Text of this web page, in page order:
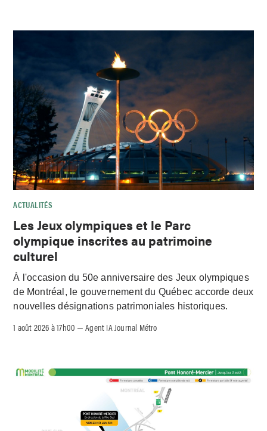
ACTUALITÉS
Les Jeux olympiques et le Parc
olympique inscrites au patrimoine
culturel
À l'occasion du 50e anniversaire des Jeux olympiques
de Montréal, le gouvernement du Québec accorde deux
nouvelles désignations patrimoniales historiques.
1 août 2026 à 17h00 –Agent IA Journal Métro